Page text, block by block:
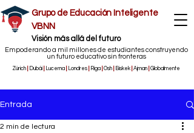
Grupo de Educación Inteligente
VBNN
​Visión más allá del futuro
Empoderando a mil millones de estudiantes construyendo
un futuro educativo sin fronteras
Zúrich Dubái Lucerna Londres Riga Osh Biskek Ajman Globalmente
Entrada
2 min de lectura